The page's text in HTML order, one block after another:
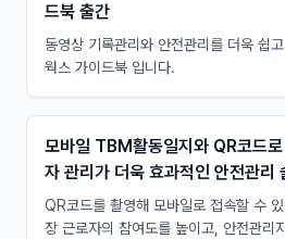
드북 출간
동영상 기록관리와 안전관리를 더욱 쉽
웍스 가이드북 입니다.
모바일 TBM활동일지와 QR코드
자 관리가 더욱 효과적인 안전관리
QR코드를 촬영해 모바일로 접속할 수
장 근로자의 참여도를 높이고, 안전관리